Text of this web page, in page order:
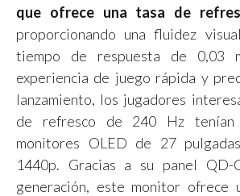
que ofrece una tasa de
proporcionando una fluidez
tiempo de respuesta de 0,03
experiencia de juego rápida y
lanzamiento, los jugadores
de refresco de 240 Hz
monitores OLED de 27
1440p. Gracias a su panel QD-
generación, este monitor ofrece